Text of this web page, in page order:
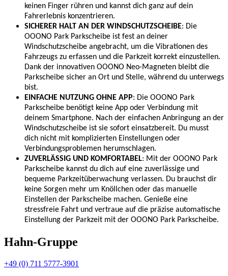
keinen Finger rühren und kannst dich ganz auf dein
Fahrerlebnis konzentrieren.
SICHERER HALT AN DER WINDSCHUTZSCHEIBE: Die
OOONO Park Parkscheibe ist fest an deiner
Windschutzscheibe angebracht, um die Vibrationen des
Fahrzeugs zu erfassen und die Parkzeit korrekt einzustellen.
Dank der innovativen OOONO Neo-Magneten bleibt die
Parkscheibe sicher an Ort und Stelle, während du unterwegs
bist.
EINFACHE NUTZUNG OHNE APP: Die OOONO Park
Parkscheibe benötigt keine App oder Verbindung mit
deinem Smartphone. Nach der einfachen Anbringung an der
Windschutzscheibe ist sie sofort einsatzbereit. Du musst
dich nicht mit komplizierten Einstellungen oder
Verbindungsproblemen herumschlagen.
ZUVERLÄSSIG UND KOMFORTABEL: Mit der OOONO Park
Parkscheibe kannst du dich auf eine zuverlässige und
bequeme Parkzeitüberwachung verlassen. Du brauchst dir
keine Sorgen mehr um Knöllchen oder das manuelle
Einstellen der Parkscheibe machen. Genieße eine
stressfreie Fahrt und vertraue auf die präzise automatische
Einstellung der Parkzeit mit der OOONO Park Parkscheibe.
Hahn-Gruppe
+49 (0) 711 5777-3901